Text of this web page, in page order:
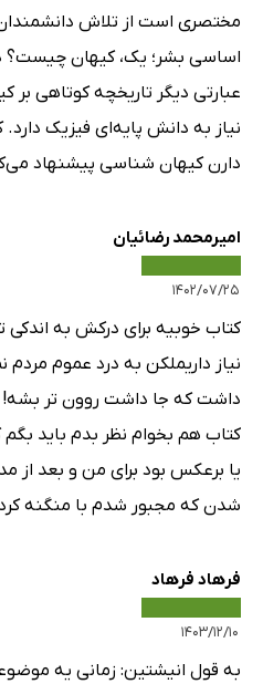
مختصری است از تلاش
اساسی بشر؛ یک، کیهان چیست؟
عبارتی دیگر تاریخچه کوتاهی
نیاز به دانش پایه‌ای فیزیک
دارن کیهان شناسی پیشنهاد
امیرمحمد رضائیان
۱۴۰۲/۰۷/۲۵
کتاب خوبیه برای درکش به
نیاز داریملکن به درد عموم مردم
داشت که جا داشت روون تر
کتاب هم بخوام نظر بدم باید
یا برعکس بود برای من و بعد از
شدن که مجبور شدم با منگنه
فرهاد فرهاد
۱۴۰۳/۱۲/۱۰
به قول انیشتین: زمانی یه